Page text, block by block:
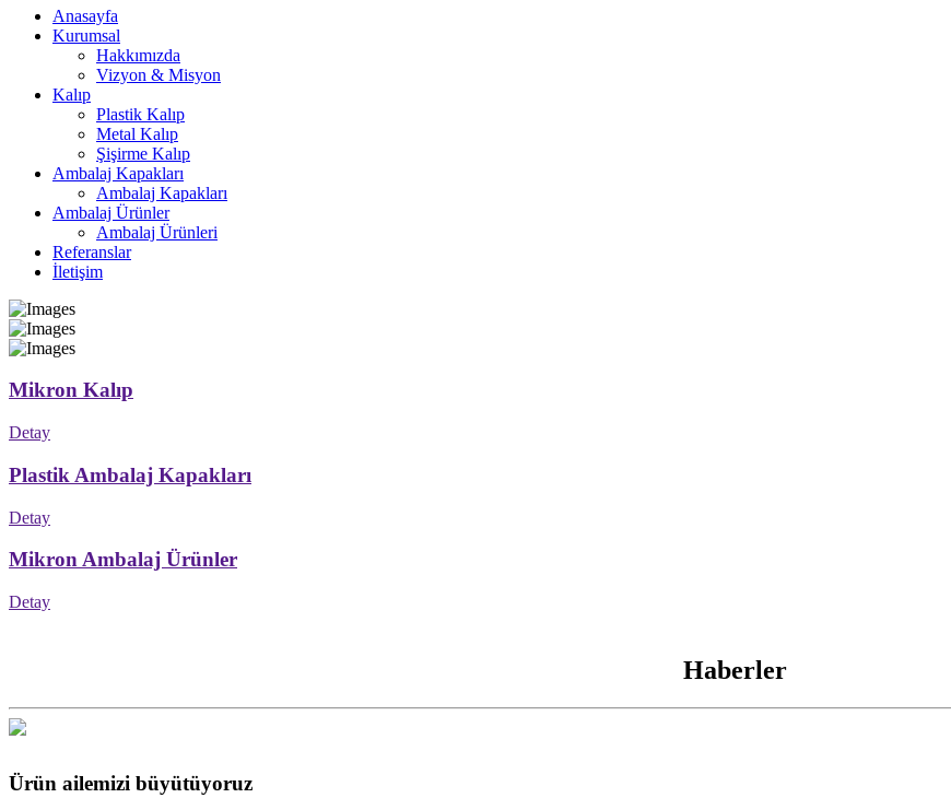
Anasayfa
Kurumsal
Hakkımızda
Vizyon & Misyon
Kalıp
Plastik Kalıp
Metal Kalıp
Şişirme Kalıp
Ambalaj Kapakları
Ambalaj Kapakları
Ambalaj Ürünler
Ambalaj Ürünleri
Referanslar
İletişim
Mikron Kalıp
Detay
Plastik Ambalaj Kapakları
Detay
Mikron Ambalaj Ürünler
Detay
Haberler
Ürün ailemizi büyütüyoruz